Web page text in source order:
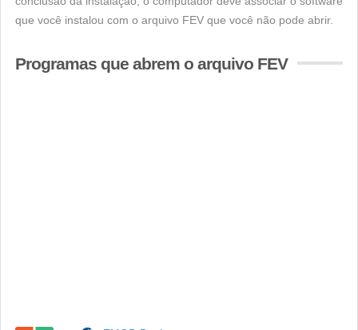
que você instalou com o arquivo FEV que você não pode abrir.
Programas que abrem o arquivo FEV